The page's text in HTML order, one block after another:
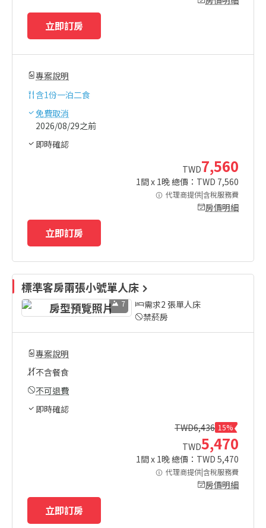
立即訂房
專案說明
含1份一泊二食
免費取消
2026/08/29之前
即時確認
TWD7,560
1間 x 1晚 總價：TWD 7,560
代理商提供|含稅服務費
房價明細
立即訂房
標準客房兩張小號單人床
7
需求2 張單人床
禁菸房
專案說明
不含餐食
不可退費
即時確認
TWD6,436 15%
TWD5,470
1間 x 1晚 總價：TWD 5,470
代理商提供|含稅服務費
房價明細
立即訂房